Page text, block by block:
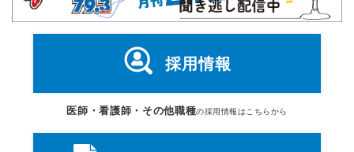
採用情報
医師・看護師・その他職種の採用情報はこちらから